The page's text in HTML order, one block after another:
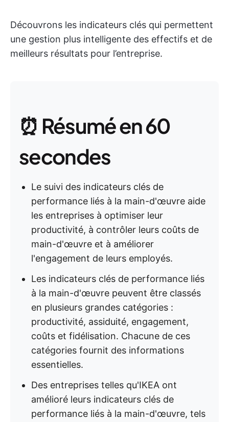
Découvrons les indicateurs clés qui permettent
une gestion plus intelligente des effectifs et de
meilleurs résultats pour l’entreprise.
⏰ Résumé en 60
secondes
Le suivi des indicateurs clés de
performance liés à la main-d'œuvre aide
les entreprises à optimiser leur
productivité, à contrôler leurs coûts de
main-d'œuvre et à améliorer
l'engagement de leurs employés.
Les indicateurs clés de performance liés
à la main-d'œuvre peuvent être classés
en plusieurs grandes catégories :
productivité, assiduité, engagement,
coûts et fidélisation. Chacune de ces
catégories fournit des informations
essentielles.
Des entreprises telles qu'IKEA ont
amélioré leurs indicateurs clés de
performance liés à la main-d'œuvre, tels